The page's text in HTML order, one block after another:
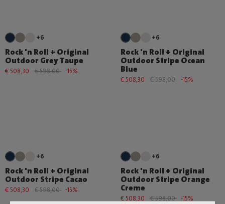
+6
Rock 'n Roll + Original
Outdoor Grey Taupe
€ 508,30 € 598,00 -15%
+6
Rock 'n Roll + Original
Outdoor Stripe Ocean
Blue
€ 508,30 € 598,00 -15%
+6
Rock 'n Roll + Original
Outdoor Stripe Cacao
€ 508,30 € 598,00 -15%
+6
Rock 'n Roll + Original
Outdoor Stripe Orange
Creme
€ 508,30 € 598,00 -15%